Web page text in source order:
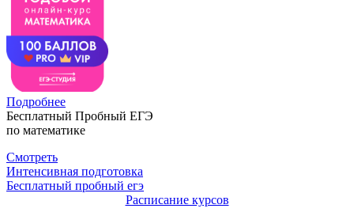
Подробнее
Бесплатный Пробный ЕГЭ
по математике
Смотреть
Интенсивная подготовка
Бесплатный пробный егэ
Расписание курсов